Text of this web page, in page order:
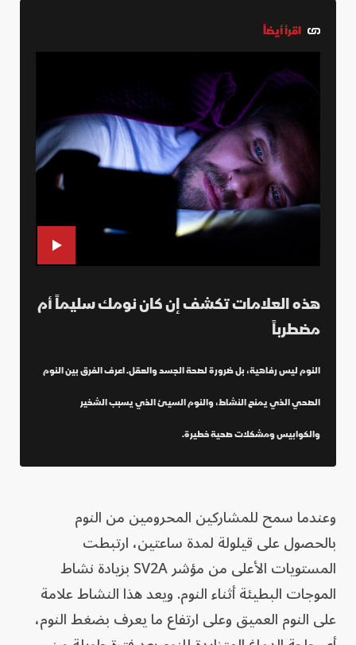
اقرأ أيضاً
هذه العلامات تكشف إن كان نومك سليماً أم
مضطرباً
النوم ليس رفاهية، بل ضرورة لصحة الجسد والعقل. اعرف الفرق بين النوم
الصحي الذي يمنح النشاط، والنوم السيئ الذي يسبب الشخير
والكوابيس ومشكلات صحية خطيرة.
وعندما سمح للمشاركين المحرومين من النوم
بالحصول على قيلولة لمدة ساعتين، ارتبطت
المستويات الأعلى من مؤشر SV2A بزيادة نشاط
الموجات البطيئة أثناء النوم. ويعد هذا النشاط علامة
على النوم العميق وعلى ارتفاع ما يعرف بضغط النوم،